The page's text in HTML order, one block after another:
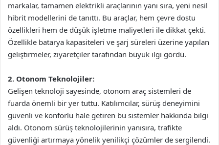
markalar, tamamen elektrikli araçlarının yanı sıra, yeni nesil
hibrit modellerini de tanıttı. Bu araçlar, hem çevre dostu
özellikleri hem de düşük işletme maliyetleri ile dikkat çekti.
Özellikle batarya kapasiteleri ve şarj süreleri üzerine yapılan
geliştirmeler, ziyaretçiler tarafından büyük ilgi gördü.
2. Otonom Teknolojiler:
Gelişen teknoloji sayesinde, otonom araç sistemleri de
fuarda önemli bir yer tuttu. Katılımcılar, sürüş deneyimini
güvenli ve konforlu hale getiren bu sistemler hakkında bilgi
aldı. Otonom sürüş teknolojilerinin yanısıra, trafikte
güvenliği artırmaya yönelik yenilikçi çözümler de sergilendi.